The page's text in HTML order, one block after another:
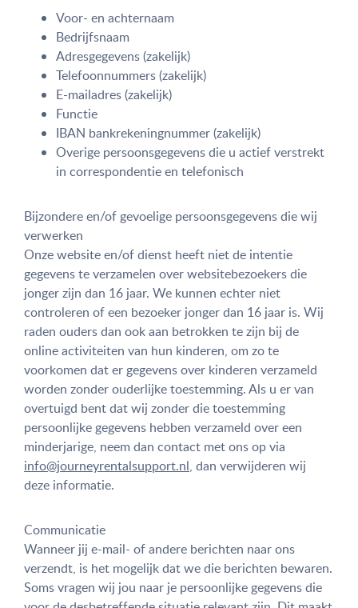
Voor- en achternaam
Bedrijfsnaam
Adresgegevens (zakelijk)
Telefoonnummers (zakelijk)
E-mailadres (zakelijk)
Functie
IBAN bankrekeningnummer (zakelijk)
Overige persoonsgegevens die u actief verstrekt
in correspondentie en telefonisch
Bijzondere en/of gevoelige persoonsgegevens die wij
verwerken
Onze website en/of dienst heeft niet de intentie
gegevens te verzamelen over websitebezoekers die
jonger zijn dan 16 jaar. We kunnen echter niet
controleren of een bezoeker jonger dan 16 jaar is. Wij
raden ouders dan ook aan betrokken te zijn bij de
online activiteiten van hun kinderen, om zo te
voorkomen dat er gegevens over kinderen verzameld
worden zonder ouderlijke toestemming. Als u er van
overtuigd bent dat wij zonder die toestemming
persoonlijke gegevens hebben verzameld over een
minderjarige, neem dan contact met ons op via
info@journeyrentalsupport.nl, dan verwijderen wij
deze informatie.
Communicatie
Wanneer jij e-mail- of andere berichten naar ons
verzendt, is het mogelijk dat we die berichten bewaren.
Soms vragen wij jou naar je persoonlijke gegevens die